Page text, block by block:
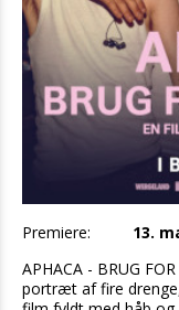
Premiere:
13.
APHACA - BRUG
portræt af fire